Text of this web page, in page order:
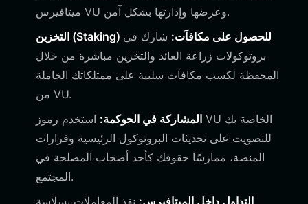
ميتافيرس VU وعرضها وإدارتها بشكل آمن.
التخزين (Staking) للحصول على مكافآت: شارك في
بروتوكولات زراعة العائد والتخزين مباشرة من خلال
المحفظة لكسب مكافآت سلبية على ممتلكاتك الخاملة
من VU.
المشاركة في الحوكمة: استخدم رموز VU الخاصة بك
للتصويت على تحديثات البروتوكول الرئيسية وقرارات
المنصة، ممارسًا حقوقك كأحد أصحاب المصلحة في
المجتمع.
التداول داخل الميتافيرس: نفذ المعاملات بسلاسة